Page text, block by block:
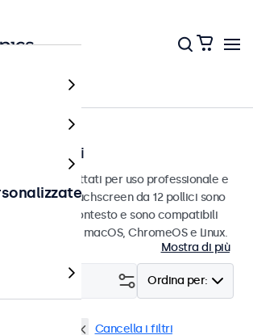
12 pollici
12 pollici progettati per uso professionale e
monitor touchscreen da 12 pollici sono
in qualsiasi contesto e sono compatibili
Windows, macOS, ChromeOS e Linux.
Mostra di più
Ordina per:
Cancella i filtri